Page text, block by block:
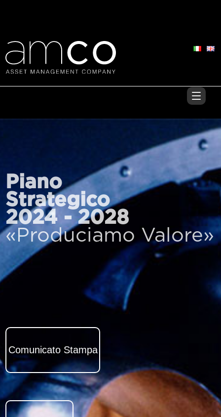
Piano
Strategico
2024 - 2028
«Produciamo Valore»
Comunicato Stampa